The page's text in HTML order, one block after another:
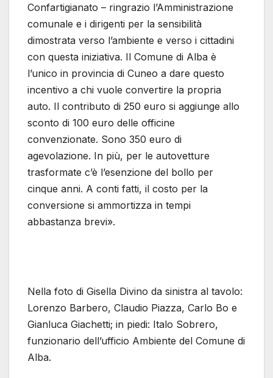
Confartigianato – ringrazio l’Amministrazione
comunale e i dirigenti per la sensibilità
dimostrata verso l’ambiente e verso i cittadini
con questa iniziativa. Il Comune di Alba è
l’unico in provincia di Cuneo a dare questo
incentivo a chi vuole convertire la propria
auto. Il contributo di 250 euro si aggiunge allo
sconto di 100 euro delle officine
convenzionate. Sono 350 euro di
agevolazione. In più, per le autovetture
trasformate c’è l’esenzione del bollo per
cinque anni. A conti fatti, il costo per la
conversione si ammortizza in tempi
abbastanza brevi».
Nella foto di Gisella Divino da sinistra al tavolo:
Lorenzo Barbero, Claudio Piazza, Carlo Bo e
Gianluca Giachetti; in piedi: Italo Sobrero,
funzionario dell’ufficio Ambiente del Comune di
Alba.